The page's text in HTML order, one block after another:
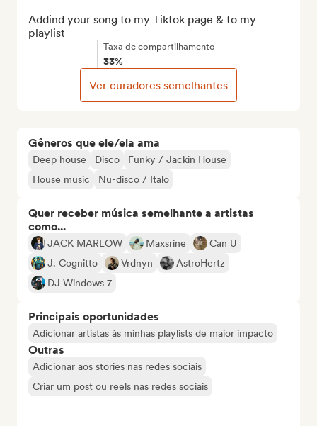
Gêneros que ele/ela ama
Deep house Disco
Funky / Jackin House
House music
Nu-disco / Italo
Quer receber música semelhante a artistas
como...
JACK MARLOW Maxsrine
Can U
J. Cognitto
Vrdnyn
AstroHertz
DJ Windows 7
Principais oportunidades
Adicionar artistas às minhas playlists de maior impacto
Outras
Adicionar aos stories nas redes sociais
Criar um post ou reels nas redes sociais
Addind your song to my Tiktok page & to my
playlist
Taxa de compartilhamento
33%
Ver curadores semelhantes